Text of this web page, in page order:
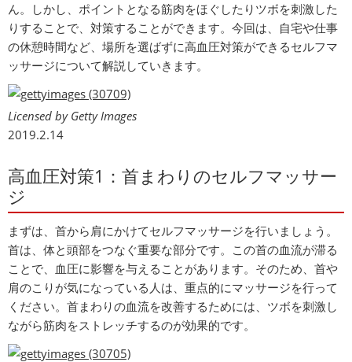
ん。しかし、ポイントとなる筋肉をほぐしたりツボを刺激した
りすることで、対策することができます。今回は、自宅や仕事
の休憩時間など、場所を選ばずに高血圧対策ができるセルフマ
ッサージについて解説していきます。
Licensed by Getty Images
2019.2.14
高血圧対策1：首まわりのセルフマッサー
ジ
まずは、首から肩にかけてセルフマッサージを行いましょう。
首は、体と頭部をつなぐ重要な部分です。この首の血流が滞る
ことで、血圧に影響を与えることがあります。そのため、首や
肩のこりが気になっている人は、重点的にマッサージを行って
ください。首まわりの血流を改善するためには、ツボを刺激し
ながら筋肉をストレッチするのが効果的です。